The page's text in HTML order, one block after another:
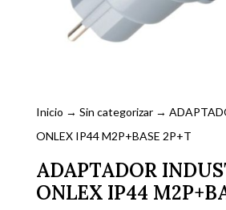
Inicio → Sin categorizar→
ONLEX IP44 M2P+BASE 2P+T
ADAPTADOR
ONLEX IP44